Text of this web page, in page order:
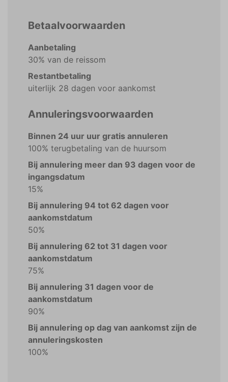
Betaalvoorwaarden
Aanbetaling
30% van de reissom
Restantbetaling
uiterlijk 28 dagen voor aankomst
Annuleringsvoorwaarden
Binnen 24 uur uur gratis annuleren
100% terugbetaling van de huursom
Bij annulering meer dan 93 dagen voor de
ingangsdatum
15%
Bij annulering 94 tot 62 dagen voor
aankomstdatum
50%
Bij annulering 62 tot 31 dagen voor
aankomstdatum
75%
Bij annulering 31 dagen voor de
aankomstdatum
90%
Bij annulering op dag van aankomst zijn de
annuleringskosten
100%